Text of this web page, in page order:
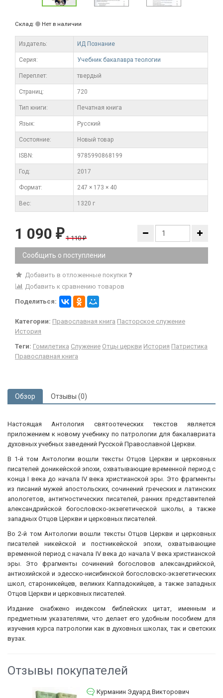
Склад: Нет в наличии
Издатель: ИД Познание
Серия: Учебник бакалавра теологии
Переплет: твердый
Cтраниц: 720
Тип книги: Печатная книга
Язык: Русский
Состояние: Новый товар
ISBN: 9785990868199
Год: 2017
Формат: 247 × 173 × 40
Вес: 1320 г
1 090 ₽ 1 110₽
Сообщить о поступлении
Добавить в отложенные покупки
Добавить к сравнению товаров
Поделиться:
Категории: Православная книга Пасторское служение
История
Теги: Гомилетика Служение Отцы церкви История Патристика
Православная книга
Обзор Отзывы (0)
Настоящая Антология святоотеческих текстов является
приложением к новому учебнику по патрологии для бакалавриата
духовных учебных заведений Русской Православной Церкви.
В 1-й том Антологии вошли тексты Отцов Церкви и церковных
писателей доникейской эпохи, охватывающие временной период с
конца I века до начала IV века христианской эры. Это фрагменты
из писаний мужей апостольских, сочинений греческих и латинских
апологетов, антигностических писателей, ранних представителей
александрийской богословско-экзегетической школы, а также
западных Отцов Церкви и церковных писателей.
Во 2-й том Антологии вошли тексты Отцов Церкви и церковных
писателей никейской и постникейской эпохи, охватывающие
временной период с начала IV века до начала V века христианской
эры. Это фрагменты сочинений богословов александрийской,
антиохийской и эдесско-нисибинской богословско-экзегетических
школ, староникейцев, великих Каппадокийцев, а также западных
Отцов Церкви и церковных писателей.
Издание снабжено индексом библейских цитат, именным и
предметным указателями, что делает его удобным пособием для
изучения курса патрологии как в духовных школах, так и светских
вузах.
Отзывы покупателей
Курманин Эдуард Викторович